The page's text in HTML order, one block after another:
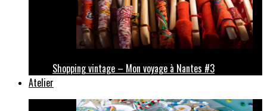
Shopping vintage – Mon voyage à Nantes #3
Atelier